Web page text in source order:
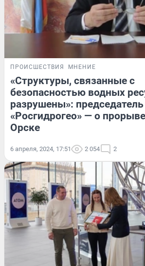
ПРОИСШЕСТВИЯ МНЕНИЕ
«Структуры, связанные с
безопасностью водных
разрушены»: председатель
«Росгидрогео» — о
Орске
6 апреля, 2024, 17:51 2 054 2